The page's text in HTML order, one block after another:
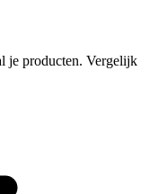
je producten. Vergelijk